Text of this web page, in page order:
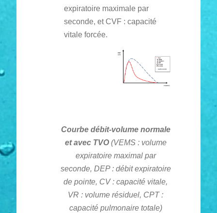
expiratoire maximale par
seconde, et CVF : capacité
vitale forcée.
Courbe débit-volume normale
et avec TVO (VEMS : volume
expiratoire maximal par
seconde, DEP : débit expiratoire
de pointe, CV : capacité vitale,
VR : volume résiduel, CPT :
capacité pulmonaire totale)